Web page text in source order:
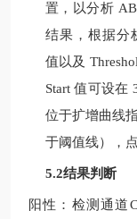
置，以分析
结果，根据分
值以及
Start值可设在
位于扩增曲线
于阈值线），
5.2结果判断
阳性：检测通道